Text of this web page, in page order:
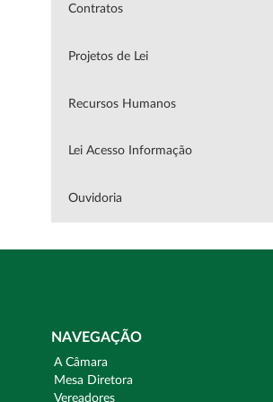
Contratos
Projetos de Lei
Recursos Humanos
Lei Acesso Informação
Ouvidoria
NAVEGAÇÃO
A Câmara
Mesa Diretora
Vereadores